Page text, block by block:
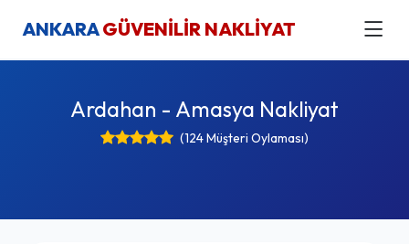
ANKARAGÜVENİLİR NAKLİYAT
Ardahan - Amasya Nakliyat
(124 Müşteri Oylaması)